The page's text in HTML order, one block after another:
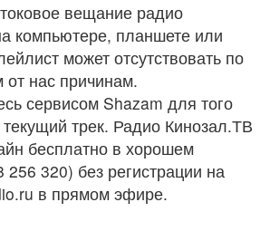
вещание радио
компьютере, планшете или
может отсутствовать по
нас причинам.
сервисом Shazam для того
текущий трек. Радио Кинозал.ТВ
бесплатно в хорошем
256 320) без регистрации на
в прямом эфире.